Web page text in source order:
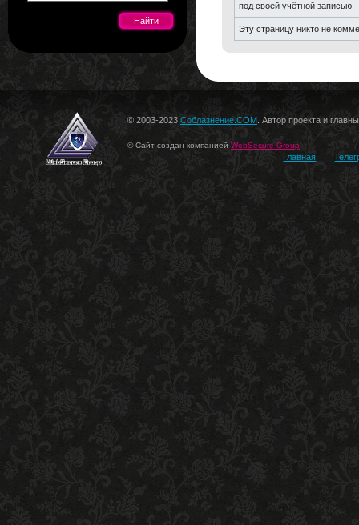
под своей учётной записью.
Эту страницу никто не
© 2003-2023 Соблазнение.COM . Автор проекта и
© Сайт создан компанией WebSecure Group
Главная